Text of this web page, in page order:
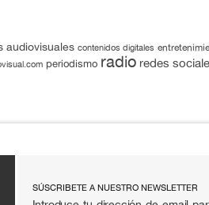
audiovisuales contenidos digitales
periodismo radio redes
SÚSCRIBETE A NUESTRO NEWSLETTER